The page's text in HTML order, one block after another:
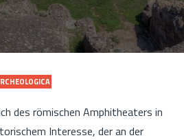
des römischen Amphitheaters in
Interesse, der an der